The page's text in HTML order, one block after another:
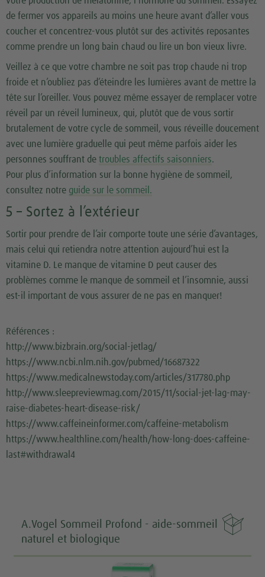
de fermer vos appareils au moins une heure avant d’aller vous
coucher et concentrez-vous plutôt sur des activités reposantes
comme prendre un long bain chaud ou lire un bon vieux livre.
Veillez à ce que votre chambre ne soit pas trop chaude ni trop
froide et n’oubliez pas d’éteindre les lumières avant de mettre la
tête sur l’oreiller. Vous pouvez même essayer de remplacer votre
réveil par un réveil lumineux, qui, plutôt que de vous sortir
brutalement de votre cycle de sommeil, vous réveille doucement
avec une lumière graduelle qui peut même parfois aider les
personnes souffrant de troubles affectifs saisonniers.
Pour plus d’information sur la bonne hygiène de sommeil,
consultez notre guide sur le sommeil.
5 – Sortez à l’extérieur
Sortir pour prendre de l’air comporte toute une série d’avantages,
mais celui qui retiendra notre attention aujourd’hui est la
vitamine D. Le manque de vitamine D peut causer des
problèmes comme le manque de sommeil et l’insomnie, aussi
est-il important de vous assurer de ne pas en manquer!
Références :
http://www.bizbrain.org/social-jetlag/
https://www.ncbi.nlm.nih.gov/pubmed/16687322
https://www.medicalnewstoday.com/articles/317780.php
http://www.sleepreviewmag.com/2015/11/social-jet-lag-may-
raise-diabetes-heart-disease-risk/
https://www.caffeineinformer.com/caffeine-metabolism
https://www.healthline.com/health/how-long-does-caffeine-
last#withdrawal4

A.Vogel Sommeil Profond - aide-sommeil
naturel et biologique